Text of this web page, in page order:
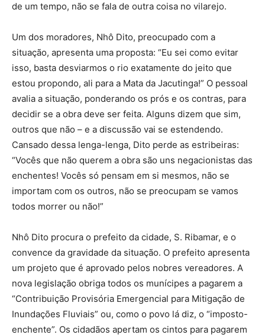
de um tempo, não se fala de outra coisa no vilarejo.
Um dos moradores, Nhô Dito, preocupado com a
situação, apresenta uma proposta: “Eu sei como evitar
isso, basta desviarmos o rio exatamente do jeito que
estou propondo, ali para a Mata da Jacutinga!” O pessoal
avalia a situação, ponderando os prós e os contras, para
decidir se a obra deve ser feita. Alguns dizem que sim,
outros que não – e a discussão vai se estendendo.
Cansado dessa lenga-lenga, Dito perde as estribeiras:
“Vocês que não querem a obra são uns negacionistas das
enchentes! Vocês só pensam em si mesmos, não se
importam com os outros, não se preocupam se vamos
todos morrer ou não!”
Nhô Dito procura o prefeito da cidade, S. Ribamar, e o
convence da gravidade da situação. O prefeito apresenta
um projeto que é aprovado pelos nobres vereadores. A
nova legislação obriga todos os munícipes a pagarem a
“Contribuição Provisória Emergencial para Mitigação de
Inundações Fluviais” ou, como o povo lá diz, o “imposto-
enchente”. Os cidadãos apertam os cintos para pagarem